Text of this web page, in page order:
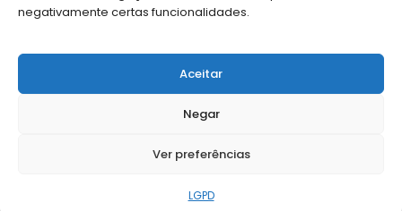
negativamente certas funcionalidades.
Aceitar
Negar
Ver preferências
LGPD
FALE CONOSCO
Solicite Apoio Institucional da AMB para o seu evento